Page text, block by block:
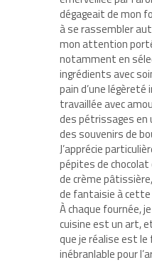
dégageait de mon
à se rassembler
mon attention
notamment en
ingrédients avec
pain d’une légèreté
travaillée avec
des pétrissages en
des souvenirs de
J’apprécie
pépites de
de crème
de fantaisie à
À chaque fournée,
cuisine est un art,
que je réalise est
inébranlable pour